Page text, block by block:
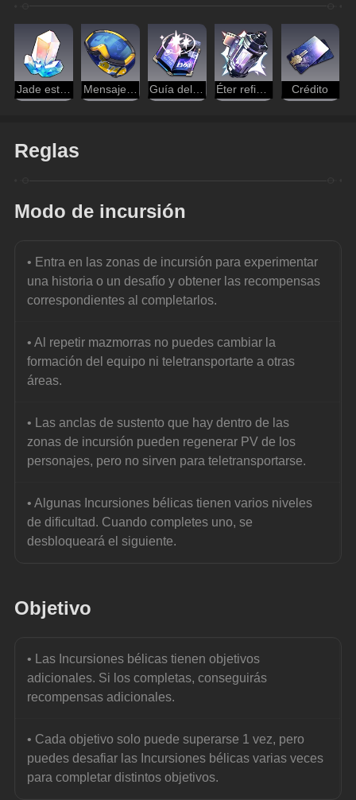
Jade estelar Mensajero del espacio hackeado Guía del espíritu viajero Éter refinado Crédito
Reglas
Modo de incursión
• Entra en las zonas de incursión para experimentar
una historia o un desafío y obtener las recompensas
correspondientes al completarlos.
• Al repetir mazmorras no puedes cambiar la
formación del equipo ni teletransportarte a otras
áreas.
• Las anclas de sustento que hay dentro de las
zonas de incursión pueden regenerar PV de los
personajes, pero no sirven para teletransportarse.
• Algunas Incursiones bélicas tienen varios niveles
de dificultad. Cuando completes uno, se
desbloqueará el siguiente.
Objetivo
• Las Incursiones bélicas tienen objetivos
adicionales. Si los completas, conseguirás
recompensas adicionales.
• Cada objetivo solo puede superarse 1 vez, pero
puedes desafiar las Incursiones bélicas varias veces
para completar distintos objetivos.